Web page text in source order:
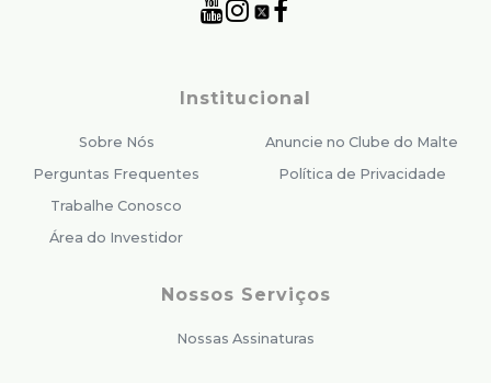
Institucional
Sobre Nós
Perguntas Frequentes
Trabalhe Conosco
Área do Investidor
Anuncie no Clube do Malte
Política de Privacidade
Nossos Serviços
Nossas Assinaturas